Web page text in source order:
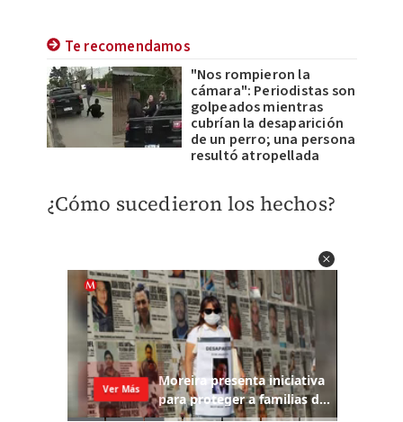
Te recomendamos
"Nos rompieron la
cámara": Periodistas son
golpeados mientras
cubrían la desaparición
de un perro; una persona
resultó atropellada
¿Cómo sucedieron los hechos?